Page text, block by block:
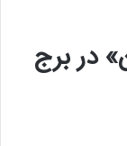
در برج